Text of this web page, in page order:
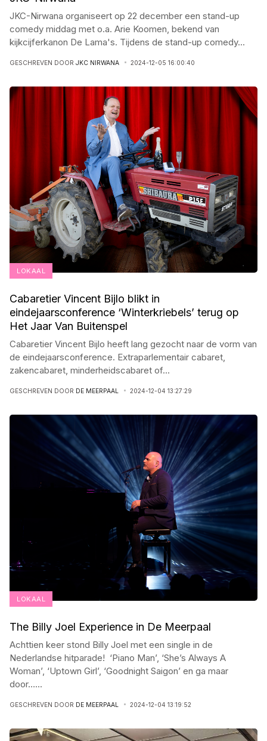
JKC-Nirwana organiseert op 22 december een stand-up
comedy middag met o.a. Arie Koomen, bekend van
kijkcijferkanon De Lama's. Tijdens de stand-up comedy...
GESCHREVEN DOOR JKC NIRWANA 2024-12-05 16:00:40
LOKAAL
Cabaretier Vincent Bijlo blikt in
eindejaarsconference ‘Winterkriebels’ terug op
Het Jaar Van Buitenspel
Cabaretier Vincent Bijlo heeft lang gezocht naar de vorm van
de eindejaarsconference. Extraparlementair cabaret,
zakencabaret, minderheidscabaret of...
GESCHREVEN DOOR DE MEERPAAL 2024-12-04 13:27:29
LOKAAL
The Billy Joel Experience in De Meerpaal
Achttien keer stond Billy Joel met een single in de
Nederlandse hitparade! ‘Piano Man’, ‘She’s Always A
Woman’, ‘Uptown Girl’, ‘Goodnight Saigon’ en ga maar
door…...
GESCHREVEN DOOR DE MEERPAAL 2024-12-04 13:19:52